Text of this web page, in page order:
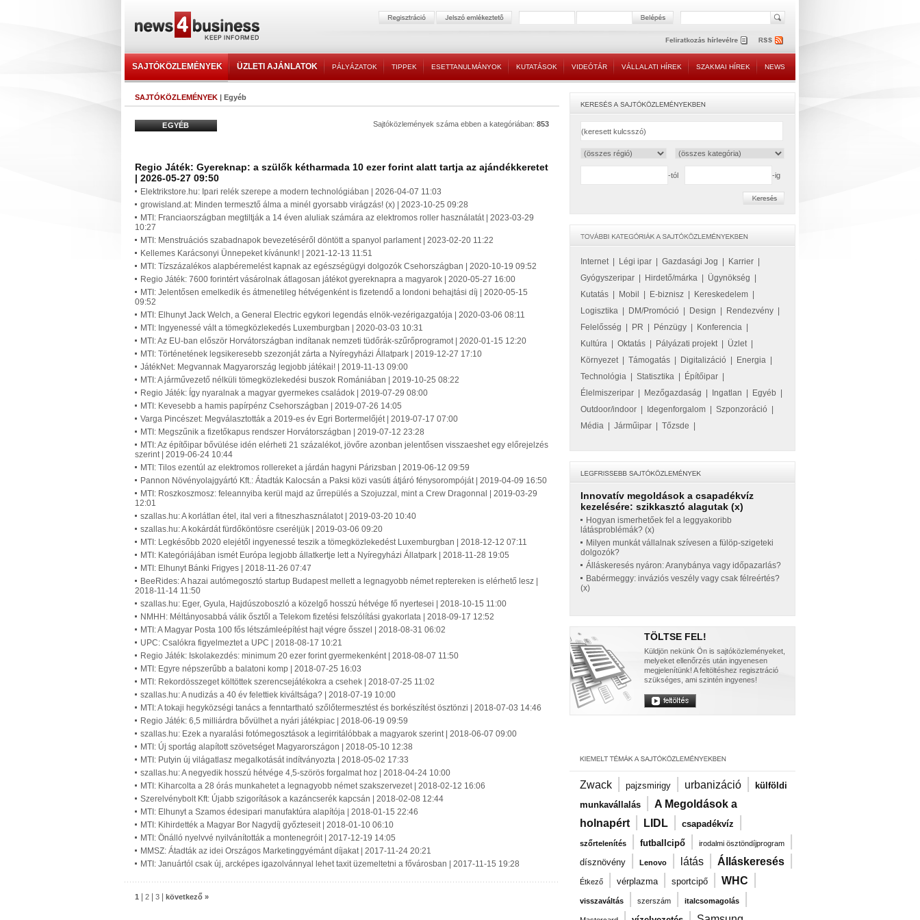
SAJTÓKÖZLEMÉNYEK ÜZLETI AJÁNLATOK PÁLYÁZATOK TIPPEK ESETTANULMÁNYOK KUTATÁSOK VIDEÓTÁR VÁLLALATI HÍREK SZAKMAI HÍREK NEWS
SAJTÓKÖZLEMÉNYEK | Egyéb
EGYÉB Sajtóközlemények száma ebben a kategóriában: 853
Regio Játék: Gyereknap: a szülők kétharmada 10 ezer forint alatt tartja az ajándékkeretet
| 2026-05-27 09:50
Elektrikstore.hu: Ipari relék szerepe a modern technológiában | 2026-04-07 11:03
growisland.at: Minden termesztő álma a minél gyorsabb virágzás! (x) | 2023-10-25 09:28
MTI: Franciaországban megtiltják a 14 éven aluliak számára az elektromos roller használatát | 2023-03-29
10:27
MTI: Menstruációs szabadnapok bevezetéséről döntött a spanyol parlament | 2023-02-20 11:22
Kellemes Karácsonyi Ünnepeket kívánunk! | 2021-12-13 11:51
MTI: Tízszázalékos alapbéremelést kapnak az egészségügyi dolgozók Csehországban | 2020-10-19 09:52
Regio Játék: 7600 forintért vásárolnak átlagosan játékot gyereknapra a magyarok | 2020-05-27 16:00
MTI: Jelentősen emelkedik és átmenetileg hétvégenként is fizetendő a londoni behajtási díj | 2020-05-15
09:52
MTI: Elhunyt Jack Welch, a General Electric egykori legendás elnök-vezérigazgatója | 2020-03-06 08:11
MTI: Ingyenessé vált a tömegközlekedés Luxemburgban | 2020-03-03 10:31
MTI: Az EU-ban először Horvátországban indítanak nemzeti tüdőrák-szűrőprogramot | 2020-01-15 12:20
MTI: Történetének legsikeresebb szezonját zárta a Nyíregyházi Állatpark | 2019-12-27 17:10
JátékNet: Megvannak Magyarország legjobb játékai! | 2019-11-13 09:00
MTI: A járművezető nélküli tömegközlekedési buszok Romániában | 2019-10-25 08:22
Regio Játék: Így nyaralnak a magyar gyermekes családok | 2019-07-29 08:00
MTI: Kevesebb a hamis papírpénz Csehországban | 2019-07-26 14:05
Varga Pincészet: Megválasztották a 2019-es év Egri Bortermelőjét | 2019-07-17 07:00
MTI: Megszűnik a fizetőkapus rendszer Horvátországban | 2019-07-12 23:28
MTI: Az építőipar bővülése idén elérheti 21 százalékot, jövőre azonban jelentősen visszaeshet egy előrejelzés
szerint | 2019-06-24 10:44
MTI: Tilos ezentúl az elektromos rollereket a járdán hagyni Párizsban | 2019-06-12 09:59
Pannon Növényolajgyártó Kft.: Átadták Kalocsán a Paksi közi vasúti átjáró fénysorompóját | 2019-04-09 16:50
MTI: Roszkoszmosz: feleannyiba kerül majd az űrrepülés a Szojuzzal, mint a Crew Dragonnal | 2019-03-29
12:01
szallas.hu: A korlátlan étel, ital veri a fitneszhasználatot | 2019-03-20 10:40
szallas.hu: A kokárdát fürdőköntösre cseréljük | 2019-03-06 09:20
MTI: Legkésőbb 2020 elejétől ingyenessé teszik a tömegközlekedést Luxemburgban | 2018-12-12 07:11
MTI: Kategóriájában ismét Európa legjobb állatkertje lett a Nyíregyházi Állatpark | 2018-11-28 19:05
MTI: Elhunyt Bánki Frigyes | 2018-11-26 07:47
BeeRides: A hazai autómegosztó startup Budapest mellett a legnagyobb német reptereken is elérhető lesz |
2018-11-14 11:50
szallas.hu: Eger, Gyula, Hajdúszoboszló a közelgő hosszú hétvége fő nyertesei | 2018-10-15 11:00
NMHH: Méltányosabbá válik ősztől a Telekom fizetési felszólítási gyakorlata | 2018-09-17 12:52
MTI: A Magyar Posta 100 fős létszámleépítést hajt végre ősszel | 2018-08-31 06:02
UPC: Csalókra figyelmeztet a UPC | 2018-08-17 10:21
Regio Játék: Iskolakezdés: minimum 20 ezer forint gyermekenként | 2018-08-07 11:50
MTI: Egyre népszerűbb a balatoni komp | 2018-07-25 16:03
MTI: Rekordösszeget költöttek szerencsejátékokra a csehek | 2018-07-25 11:02
szallas.hu: A nudizás a 40 év felettiek kiváltsága? | 2018-07-19 10:00
MTI: A tokaji hegyközségi tanács a fenntartható szőlőtermesztést és borkészítést ösztönzi | 2018-07-03 14:46
Regio Játék: 6,5 milliárdra bővülhet a nyári játékpiac | 2018-06-19 09:59
szallas.hu: Ezek a nyaralási fotómegosztások a legirritálóbbak a magyarok szerint | 2018-06-07 09:00
MTI: Új sportág alapított szövetséget Magyarországon | 2018-05-10 12:38
MTI: Putyin új világatlasz megalkotását indítványozta | 2018-05-02 17:33
szallas.hu: A negyedik hosszú hétvége 4,5-szörös forgalmat hoz | 2018-04-24 10:00
MTI: Kiharcolta a 28 órás munkahetet a legnagyobb német szakszervezet | 2018-02-12 16:06
Szerelvénybolt Kft: Újabb szigorítások a kazáncserék kapcsán | 2018-02-08 12:44
MTI: Elhunyt a Szamos édesipari manufaktúra alapítója | 2018-01-15 22:46
MTI: Kihirdették a Magyar Bor Nagydíj győzteseit | 2018-01-10 06:10
MTI: Önálló nyelvvé nyilvánították a montenegróit | 2017-12-19 14:05
MMSZ: Átadták az idei Országos Marketinggyémánt díjakat | 2017-11-24 20:21
MTI: Januártól csak új, arcképes igazolvánnyal lehet taxit üzemeltetni a fővárosban | 2017-11-15 19:28
1 2 3 következő »
-tól -ig
Internet| Légi ipar Gazdasági Jog Karrier
Gyógyszeripar
Hirdető/márka Ügynökség
Kutatás
Mobil E-biznisz Kereskedelem
Logisztika
DM/Promóció Design Rendezvény
Felelősség
PR Pénzügy Konferencia
Kultúra
Oktatás Pályázati projekt| Üzlet|
Környezet| Támogatás Digitalizáció Energia
Technológia
Statisztika Építőipar
Élelmiszeripar
Mezőgazdaság Ingatlan Egyéb
Outdoor/indoor
Idegenforgalom Szponzoráció
Média
Járműipar Tőzsde
Innovatív megoldások a csapadékvíz
kezelésére: szikkasztó alagutak (x)
Hogyan ismerhetőek fel a leggyakoribb
látásproblémák? (x)
Milyen munkát vállalnak szívesen a fülöp-szigeteki
dolgozók?
Álláskeresés nyáron: Aranybánya vagy időpazarlás?
Babérmeggy: inváziós veszély vagy csak félreértés?
(x)
TÖLTSE FEL!
Küldjön nekünk Ön is sajtóközleményeket,
melyeket ellenőrzés után ingyenesen
megjelenítünk! A feltöltéshez regisztráció
szükséges, ami szintén ingyenes!
Zwack | pajzsmirigy | urbanizáció |
külföldi
munkavállalás | A Megoldások a
holnapért | LIDL | csapadékvíz |
szőrtelenítés | futballcipő | irodalmi ösztöndíjprogram |
dísznövény | Lenovo | látás | Álláskeresés |
Étkező | vérplazma | sportcipő | WHC |
visszaváltás | szerszám | italcsomagolás |